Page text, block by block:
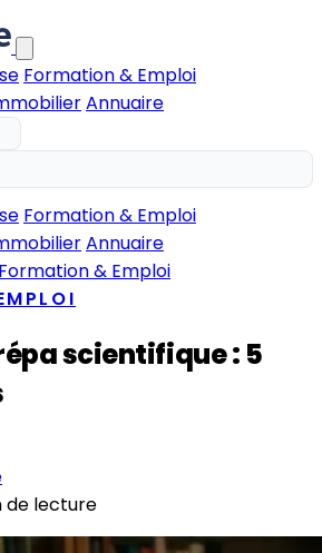
Formation & Emploi
Annuaire
Formation & Emploi
Annuaire
Formation & Emploi
scientifique : 5
de lecture